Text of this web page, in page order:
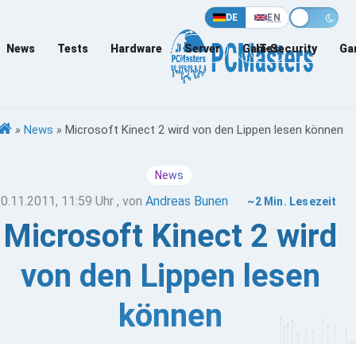
DE EN
News Tests Hardware Server Games
IT-Security
» News » Microsoft Kinect 2 wird von den Lippen lesen können
News
11:59 Uhr , vonAndreas Bunen ~2 Min. Lesezeit
Microsoft Kinect 2 wird
von den Lippen lesen
können